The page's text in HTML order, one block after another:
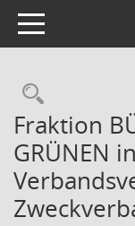
Toggle navigation
Fraktion
GRÜNEN